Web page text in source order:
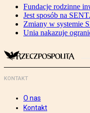
Fundacje rodzinne
Jest sposób na
Zmiany w systemie
Unia nakazuje
KONTAKT
O nas
Kontakt